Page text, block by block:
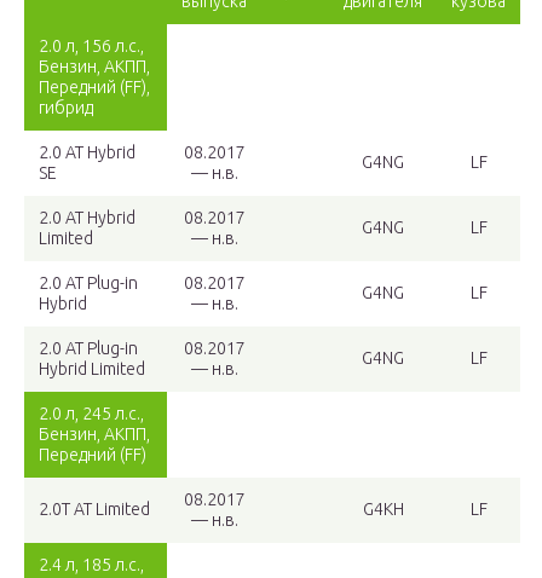
2.0 л, 156 л.с.,
Бензин, АКПП,
Передний (FF),
гибрид
2.0 AT Hybrid
SE
08.2017
— н.в.
G4NG LF
2.0 AT Hybrid
Limited
08.2017
— н.в.
G4NG LF
2.0 AT Plug-in
Hybrid
08.2017
— н.в.
G4NG LF
2.0 AT Plug-in
Hybrid Limited
08.2017
— н.в.
G4NG LF
2.0 л, 245 л.с.,
Бензин, АКПП,
Передний (FF)
2.0T AT Limited
08.2017
— н.в.
G4KH LF
2.4 л, 185 л.с.,